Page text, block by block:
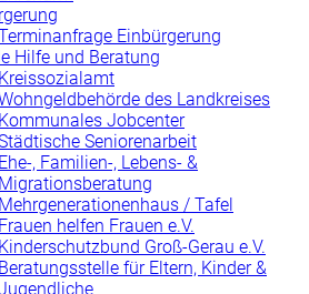
Einbürgerung
Hilfe und Beratung
Kreissozialamt
des Landkreises
Kommunales Jobcenter
Seniorenarbeit
Ehe-, Familien-, Lebens- &
Migrationsberatung
Mehrgenerationenhaus / Tafel
Frauen helfen Frauen e.V.
Kinderschutzbund Groß-Gerau e.V.
Beratungsstelle für Eltern, Kinder &